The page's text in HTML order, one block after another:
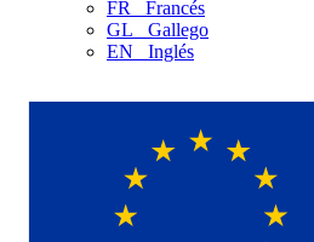
FR
Francés
GL
Gallego
EN
Inglés